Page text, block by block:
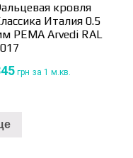
кровля
Италия 0.5
PEMA Arvedi RAL
грн за 1 м.кв.